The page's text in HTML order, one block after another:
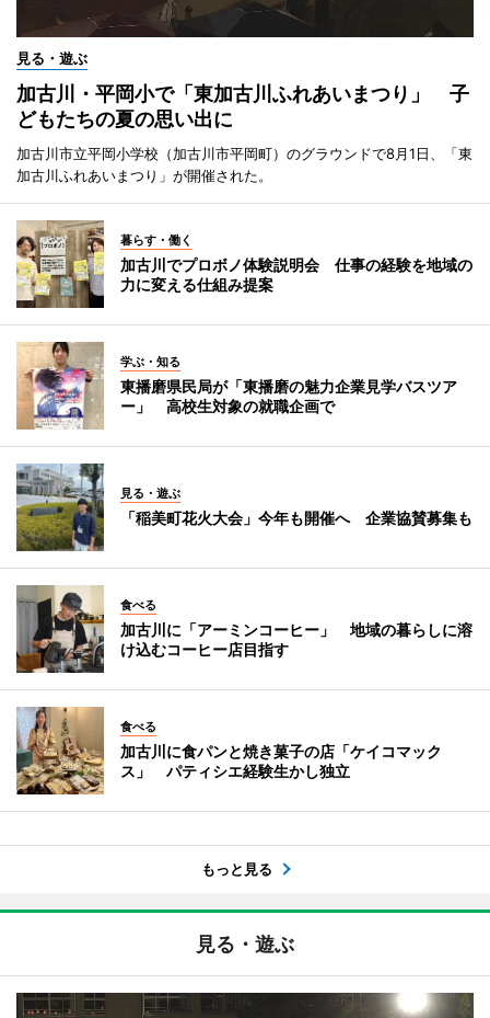
見る・遊ぶ
加古川・平岡小で「東加古川ふれあいまつり」 子
どもたちの夏の思い出に
加古川市立平岡小学校（加古川市平岡町）のグラウンドで8月1日、「東
加古川ふれあいまつり」が開催された。
暮らす・働く
加古川でプロボノ体験説明会 仕事の経験を地域の
力に変える仕組み提案
学ぶ・知る
東播磨県民局が「東播磨の魅力企業見学バスツア
ー」 高校生対象の就職企画で
見る・遊ぶ
「稲美町花火大会」今年も開催へ 企業協賛募集も
食べる
加古川に「アーミンコーヒー」 地域の暮らしに溶
け込むコーヒー店目指す
食べる
加古川に食パンと焼き菓子の店「ケイコマック
ス」 パティシエ経験生かし独立
もっと見る
見る・遊ぶ